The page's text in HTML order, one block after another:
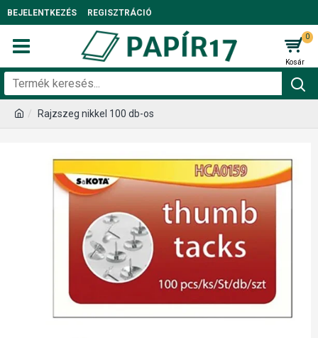
BEJELENTKEZÉS REGISZTRÁCIÓ
0
Rajzszeg nikkel 100 db-os